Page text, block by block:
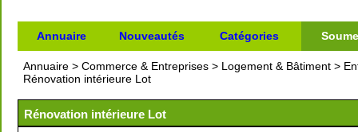
Annuaire Nouveautés Catégories
Annuaire > Commerce & Entreprises > Logement & Bâtiment >
Rénovation intérieure Lot
Rénovation intérieure Lot